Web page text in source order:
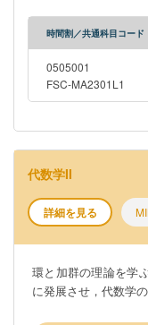
時間割／共通科目コード
0505001
FSC-MA2301L1
代数学II
詳細を見る
環と加群の理論を学
に発展させ，代数学